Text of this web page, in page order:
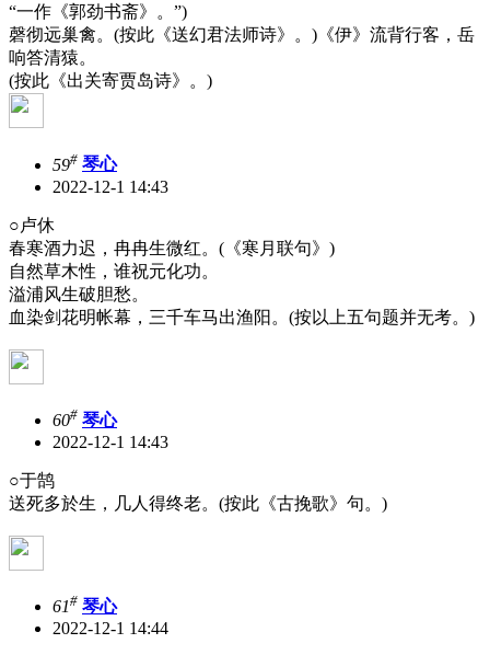
“一作《郭劲书斋》。”)
磬彻远巢禽。(按此《送幻君法师诗》。)《伊》流背行客，岳
响答清猿。
(按此《出关寄贾岛诗》。)
59# 琴心
2022-12-1 14:43
○卢休
春寒酒力迟，冉冉生微红。(《寒月联句》)
自然草木性，谁祝元化功。
溢浦风生破胆愁。
血染剑花明帐幕，三千车马出渔阳。(按以上五句题并无考。)
60# 琴心
2022-12-1 14:43
○于鹄
送死多於生，几人得终老。(按此《古挽歌》句。)
61# 琴心
2022-12-1 14:44